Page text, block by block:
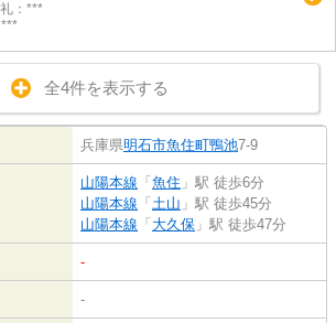
：***
全4件を表示する
兵庫県明石市魚住町鴨池7-9
山陽本線 「 魚住 」駅 徒歩6分
山陽本線 「 土山 」駅 徒歩45分
山陽本線 「 大久保 」駅 徒歩47分
-
-